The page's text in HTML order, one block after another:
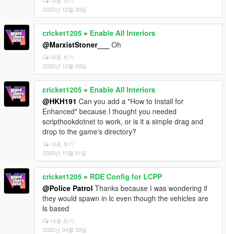
2025년 12월 30일
cricket1205 » Enable All Interiors
@MarxistStoner___
Oh
내용 보기
2025년 10월 09일
cricket1205 » Enable All Interiors
@HKH191 Can you add a "How to Install for
Enhanced" because I thought you needed
scripthookdotnet to work, or is it a simple drag and
drop to the game's directory?
내용 보기
2025년 10월 01일
cricket1205 » RDE Config for LCPP
@Police Patrol Thanks because I was wondering if
they would spawn in lc even though the vehicles are
ls based
내용 보기
2025년 04월 30일